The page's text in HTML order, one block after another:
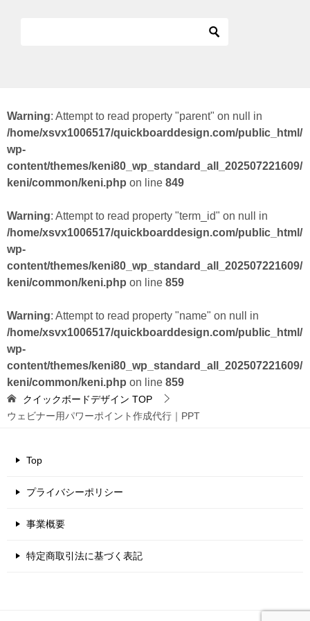
Warning: Attempt to read property "parent" on null in
/home/xsvx1006517/quickboarddesign.com/public_html/
wp-
content/themes/keni80_wp_standard_all_202507221609/
keni/common/keni.php on line 849
Warning: Attempt to read property "term_id" on null in
/home/xsvx1006517/quickboarddesign.com/public_html/
wp-
content/themes/keni80_wp_standard_all_202507221609/
keni/common/keni.php on line 859
Warning: Attempt to read property "name" on null in
/home/xsvx1006517/quickboarddesign.com/public_html/
wp-
content/themes/keni80_wp_standard_all_202507221609/
keni/common/keni.php on line 859
クイックボードデザイン TOP
ウェビナー用パワーポイント作成代行｜PPT
Top
プライバシーポリシー
事業概要
特定商取引法に基づく表記